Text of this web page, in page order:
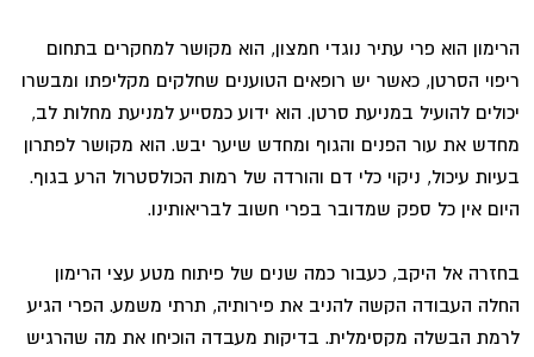
הרימון הוא פרי עתיר נוגדי חמצון, הוא מקושר למחקרים בתחום
ריפוי הסרטן, כאשר יש רופאים הטוענים שחלקים מקליפתו ומבשרו
יכולים להועיל במניעת סרטן. הוא ידוע כמסייע למניעת מחלות לב,
מחדש את עור הפנים והגוף ומחדש שיער יבש. הוא מקושר לפתרון
בעיות עיכול, ניקוי כלי דם והורדה של רמות הכולסטרול הרע בגוף.
היום אין כל ספק שמדובר בפרי חשוב לבריאותינו.
בחזרה אל היקב, כעבור כמה שנים של פיתוח מטע עצי הרימון
החלה העבודה הקשה להניב את פירותיה, תרתי משמע. הפרי הגיע
לרמת הבשלה מקסימלית. בדיקות מעבדה הוכיחו את מה שהרגיש